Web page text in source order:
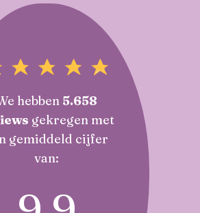
hebben 5.658
gekregen met
gemiddeld cijfer
van: